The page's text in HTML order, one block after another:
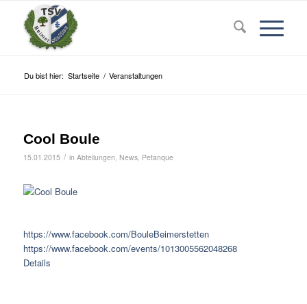
Du bist hier: Startseite / Veranstaltungen
Cool Boule
15.01.2015 / in Abteilungen, News, Petanque
https://www.facebook.com/BouleBeimerstetten
https://www.facebook.com/events/1013005562048268
Details